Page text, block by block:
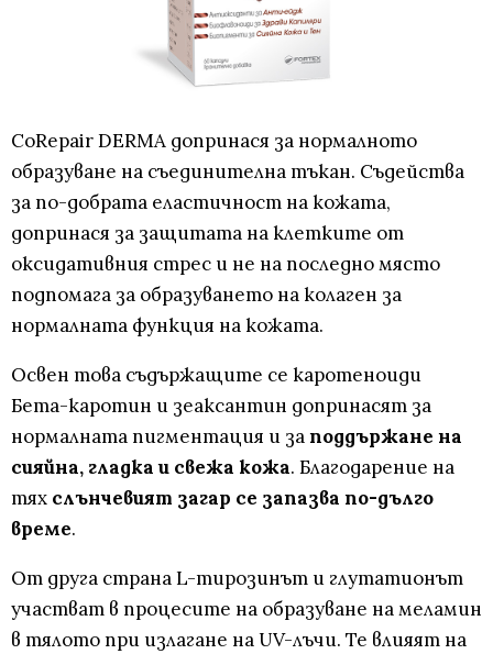
CoRepair DERMA допринася за нормалното
образуване на съединителна тъкан. Съдейства
за по-добрата еластичност на кожата,
допринася за защитата на клетките от
оксидативния стрес и не на последно място
подпомага за образуването на колаген за
нормалната функция на кожата.
Освен това съдържащите се каротеноиди
Бета-каротин и зеаксантин допринасят за
нормалната пигментация и заподдържане на
сияйна, гладка и свежа кожа. Благодарение на
тях слънчевият загар се запазва по-дълго
време.
От друга страна L-тирозинът и глутатионът
участват в процесите на образуване на меламин
в тялото при излагане на UV-лъчи. Те влияят на